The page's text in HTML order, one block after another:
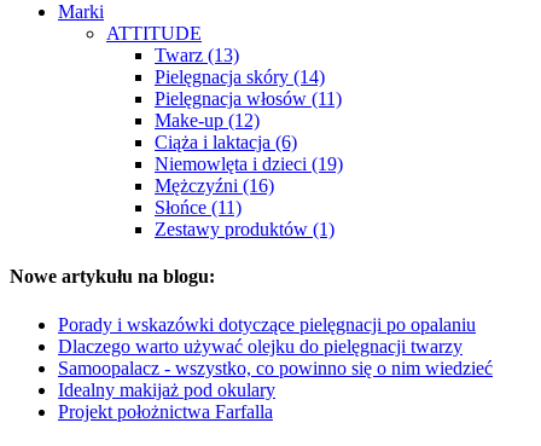
Marki
ATTITUDE
Twarz (13)
Pielęgnacja skóry (14)
Pielęgnacja włosów (11)
Make-up (12)
Ciąża i laktacja (6)
Niemowlęta i dzieci (19)
Mężczyźni (16)
Słońce (11)
Zestawy produktów (1)
Nowe artykułu na blogu:
Porady i wskazówki dotyczące pielęgnacji po opalaniu
Dlaczego warto używać olejku do pielęgnacji twarzy
Samoopalacz - wszystko, co powinno się o nim wiedzieć
Idealny makijaż pod okulary
Projekt położnictwa Farfalla